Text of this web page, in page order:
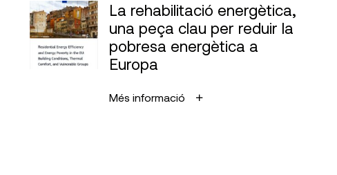
La rehabilitació energètica,
una peça clau per reduir la
pobresa energètica a
Europa
Més informació